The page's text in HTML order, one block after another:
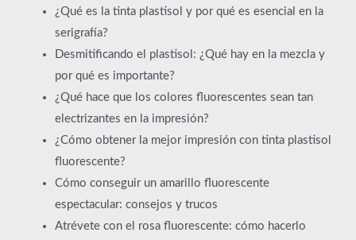
¿Qué es la tinta plastisol y por qué es esencial en la
serigrafía?
Desmitificando el plastisol: ¿Qué hay en la mezcla y
por qué es importante?
¿Qué hace que los colores fluorescentes sean tan
electrizantes en la impresión?
¿Cómo obtener la mejor impresión con tinta plastisol
fluorescente?
Cómo conseguir un amarillo fluorescente
espectacular: consejos y trucos
Atrévete con el rosa fluorescente: cómo hacerlo